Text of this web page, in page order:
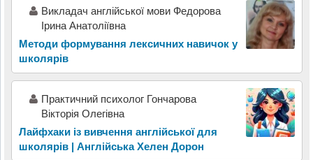
Викладач англійської мови Федорова
Ірина Анатоліївна
Методи формування лексичних навичок у
школярів
Практичний психолог Гончарова
Вікторія Олегівна
Лайфхаки із вивчення англійської для
школярів | Англійська Хелен Дорон